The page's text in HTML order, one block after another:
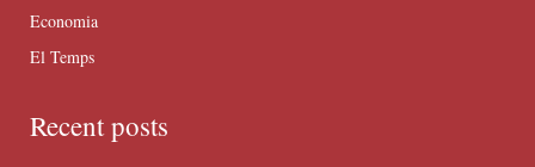
Economia
El Temps
Recent posts